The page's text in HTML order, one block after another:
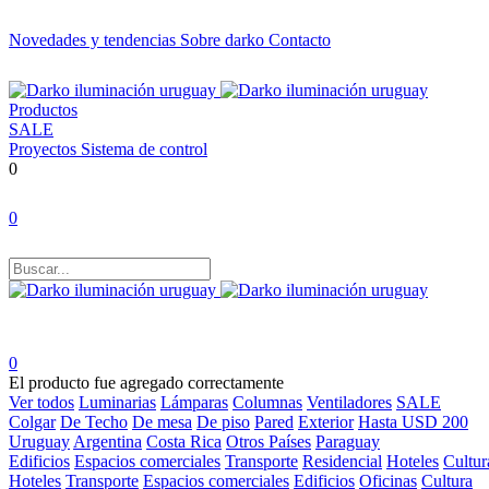
Novedades y tendencias Sobre darko Contacto
Productos
SALE
Proyectos Sistema de control
0
0
0
El producto fue agregado correctamente
Ver todos Luminarias Lámparas Columnas Ventiladores SALE
Colgar De Techo De mesa De piso Pared Exterior Hasta USD 200
Uruguay Argentina Costa Rica Otros Países Paraguay
Edificios Espacios comerciales Transporte Residencial Hoteles
Hoteles Transporte Espacios comerciales Edificios Oficinas Cultura